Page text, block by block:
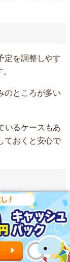
定を調整しやす
のところが多い
いるケースもあ
ておくと安心で
すめです。自分
屋探しができま
いですが、事前